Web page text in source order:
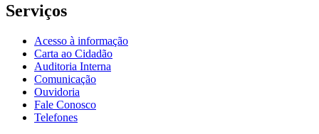
Serviços
Acesso à informação
Carta ao Cidadão
Auditoria Interna
Comunicação
Ouvidoria
Fale Conosco
Telefones